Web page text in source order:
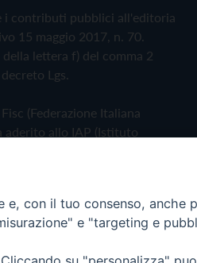
i contributi pubblici all'editoria
15 maggio 2017, n. 70.
della lettera f) del comma 2
Lgs.
(Federazione Italiana
aderito allo IAP (Istituto
Policycon il tuo consenso, anche
e "targeting e